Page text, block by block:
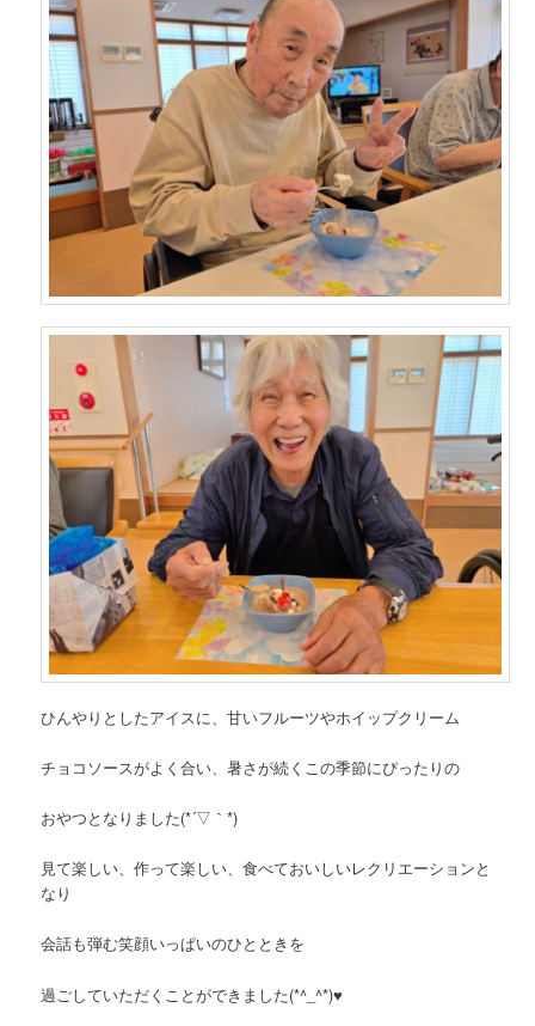
ひんやりとしたアイスに、甘いフルーツやホイップクリーム
チョコソースがよく合い、暑さが続くこの季節にぴったりの
おやつとなりました(*´▽｀*)
見て楽しい、作って楽しい、食べておいしいレクリエーションと
なり
会話も弾む笑顔いっぱいのひとときを
過ごしていただくことができました(*^_^*)♥